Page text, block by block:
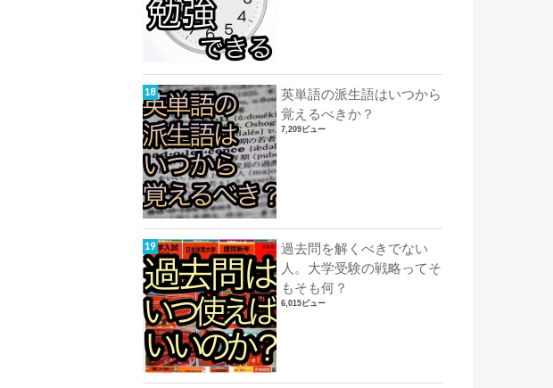
英単語の派生語はいつから
覚えるべきか？
7,209ビュー
過去問を解くべきでない
人。大学受験の戦略ってそ
もそも何？
6,015ビュー